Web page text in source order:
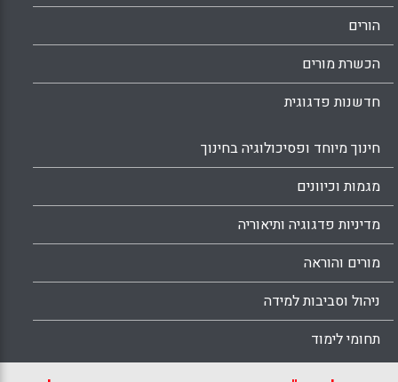
הורים
הכשרת מורים
חדשנות פדגוגית
חינוך מיוחד ופסיכולוגיה בחינוך
מגמות וכיוונים
מדיניות פדגוגיה ותיאוריה
מורים והוראה
ניהול וסביבות למידה
תחומי לימוד